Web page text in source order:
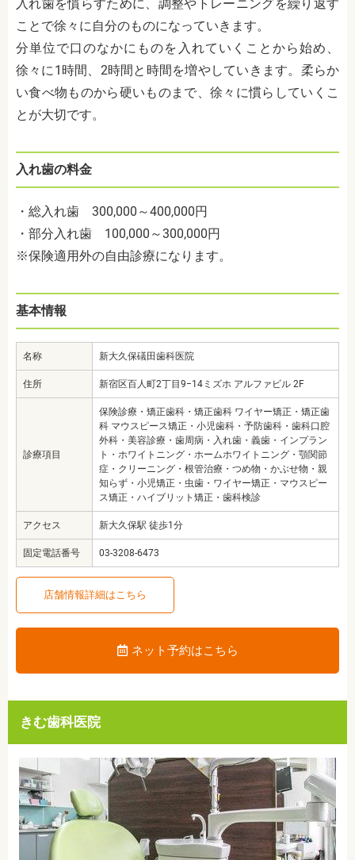
入れ歯を慣らすために、調整やトレーニングを繰り返す
ことで徐々に自分のものになっていきます。
分単位で口のなかにものを入れていくことから始め、
徐々に1時間、2時間と時間を増やしていきます。柔らか
い食べ物ものから硬いものまで、徐々に慣らしていくこ
とが大切です。
入れ歯の料金
・総入れ歯 300,000～400,000円
・部分入れ歯 100,000～300,000円
※保険適用外の自由診療になります。
基本情報
名称 新大久保礒田歯科医院
住所 新宿区百人町2丁目9−14ミズホ アルファビル 2F
診療項目
保険診療・矯正歯科・矯正歯科 ワイヤー矯正・矯正歯
科 マウスピース矯正・小児歯科・予防歯科・歯科口腔
外科・美容診療・歯周病・入れ歯・義歯・インプラン
ト・ホワイトニング・ホームホワイトニング・顎関節
症・クリーニング・根管治療・つめ物・かぶせ物・親
知らず・小児矯正・虫歯・ワイヤー矯正・マウスピー
ス矯正・ハイブリット矯正・歯科検診
アクセス 新大久保駅 徒歩1分
固定電話番号 03-3208-6473
店舗情報詳細はこちら
ネット予約はこちら
きむ歯科医院